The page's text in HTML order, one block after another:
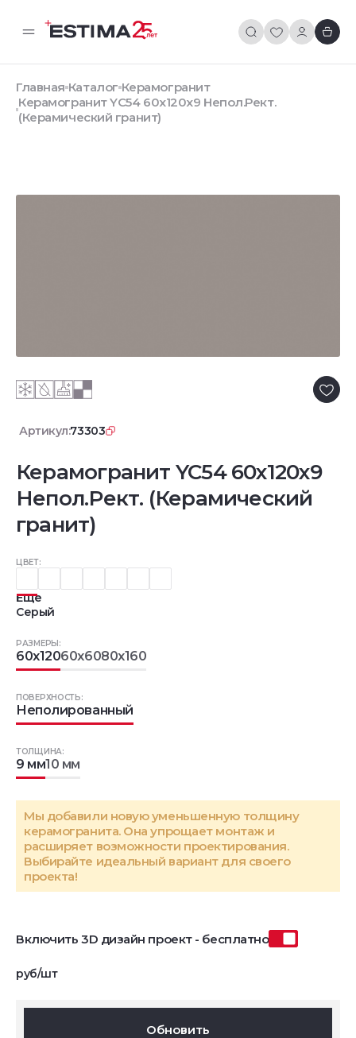
Главная Каталог Керамогранит
Керамогранит YC54 60x120x9 Непол.Рект.
(Керамический гранит)
Артикул:73303
Керамогранит YC54 60x120x9
Непол.Рект. (Керамический
гранит)
ЦВЕТ:
Еще
Серый
РАЗМЕРЫ:
60x12060x6080x160
ТОЛЩИНА:
9 мм10 мм
ПОВЕРХНОСТЬ:
Неполированный
Мы добавили новую уменьшенную толщину
керамогранита. Она упрощает монтаж и
расширяет возможности проектирования.
Выбирайте идеальный вариант для своего
проекта!
Включить 3D дизайн проект - бесплатно
руб/шт
Обновить